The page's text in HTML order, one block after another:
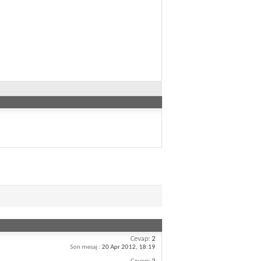
Cevap: 2
Son mesaj : 20 Apr 2012, 18:19